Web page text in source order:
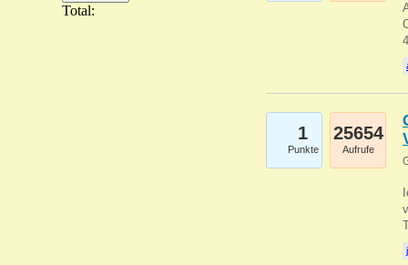
Total:
1
Punkte
25654
Aufrufe